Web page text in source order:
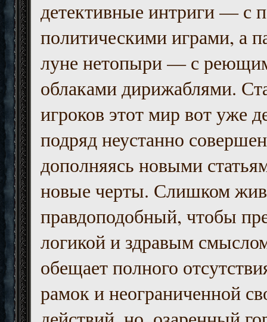
детективные интриги — с
политическими играми, а
луне нетопыри — с
облаками дирижаблями.
игроков этот мир вот уже
подряд неустанно
дополняясь новыми
новые черты. Слишком
правдоподобный, чтобы
логикой и здравым
обещает полного
рамок и неограниченной